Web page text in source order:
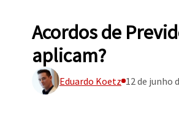
Acordos de
aplicam?
Eduardo Koetz 12 de junho